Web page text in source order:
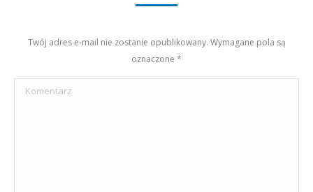
Twój adres e-mail nie zostanie opublikowany. Wymagane pola są
oznaczone *
Komentarz